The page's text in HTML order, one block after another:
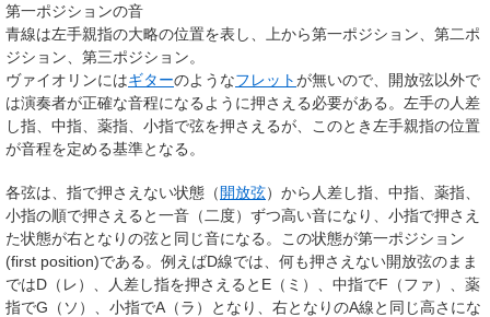
第一ポジションの音
青線は左手親指の大略の位置を表し、上から第一ポジション、第二ポ
ジション、第三ポジション。
ヴァイオリンにはギターのようなフレットが無いので、開放弦以外で
は演奏者が正確な音程になるように押さえる必要がある。左手の人差
し指、中指、薬指、小指で弦を押さえるが、このとき左手親指の位置
が音程を定める基準となる。
各弦は、指で押さえない状態（開放弦）から人差し指、中指、薬指、
小指の順で押さえると一音（二度）ずつ高い音になり、小指で押さえ
た状態が右となりの弦と同じ音になる。この状態が第一ポジション
(first position)である。例えばD線では、何も押さえない開放弦のまま
ではD（レ）、人差し指を押さえるとE（ミ）、中指でF（ファ）、薬
指でG（ソ）、小指でA（ラ）となり、右となりのA線と同じ高さにな